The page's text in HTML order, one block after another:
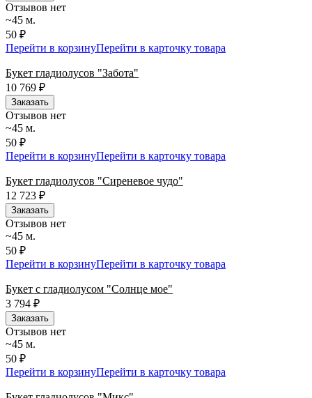
Отзывов нет
~45 м.
50 ₽
Перейти в корзинуПерейти в карточку товара
Букет гладиолусов "Забота"
10 769 ₽
Заказать
Отзывов нет
~45 м.
50 ₽
Перейти в корзинуПерейти в карточку товара
Букет гладиолусов "Сиреневое чудо"
12 723 ₽
Заказать
Отзывов нет
~45 м.
50 ₽
Перейти в корзинуПерейти в карточку товара
Букет с гладиолусом "Солнце мое"
3 794 ₽
Заказать
Отзывов нет
~45 м.
50 ₽
Перейти в корзинуПерейти в карточку товара